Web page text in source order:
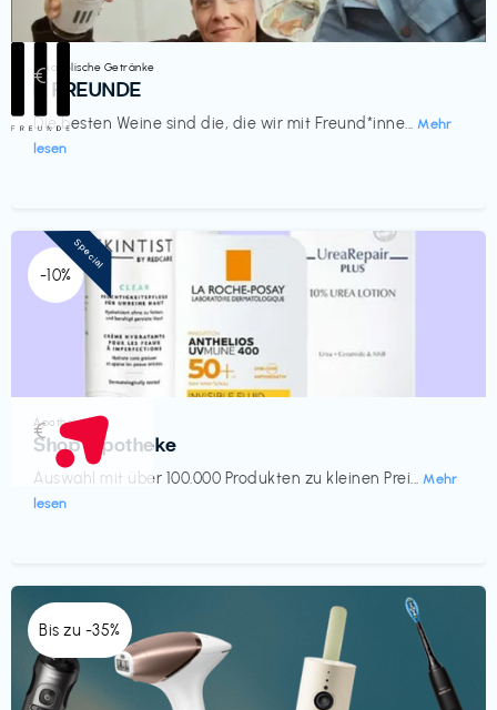
Alkoholische Getränke
III FREUNDE
Die besten Weine sind die, die wir mit Freund*inne... Mehr
lesen
€‎
-10%
Apotheke
Shop Apotheke
Auswahl mit über 100.000 Produkten zu kleinen Prei... Mehr
lesen
€‎
Special
Bis zu -35%